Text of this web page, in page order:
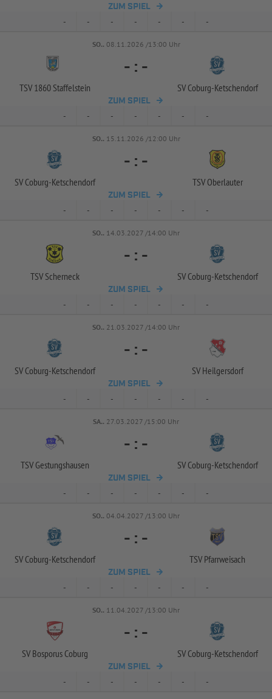
ZUM SPIEL
- - - - - - -
SO.. 08.11.2026 /13:00 Uhr
TSV 1860 Staffelstein
- : -
SV Coburg-Ketschendorf
ZUM SPIEL
- - - - - - -
SO.. 15.11.2026 /12:00 Uhr
SV Coburg-Ketschendorf
- : -
TSV Oberlauter
ZUM SPIEL
- - - - - - -
SO.. 14.03.2027 /14:00 Uhr
TSV Scherneck
- : -
SV Coburg-Ketschendorf
ZUM SPIEL
- - - - - - -
SO.. 21.03.2027 /14:00 Uhr
SV Coburg-Ketschendorf
- : -
SV Heilgersdorf
ZUM SPIEL
- - - - - - -
SA.. 27.03.2027 /15:00 Uhr
TSV Gestungshausen
- : -
SV Coburg-Ketschendorf
ZUM SPIEL
- - - - - - -
SO.. 04.04.2027 /13:00 Uhr
SV Coburg-Ketschendorf
- : -
TSV Pfarrweisach
ZUM SPIEL
- - - - - - -
SO.. 11.04.2027 /13:00 Uhr
SV Bosporus Coburg
- : -
SV Coburg-Ketschendorf
ZUM SPIEL
- - - - - - -